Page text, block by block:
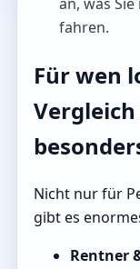
fahren.
Für wen
Nicht nur für
gibt es
Rentner